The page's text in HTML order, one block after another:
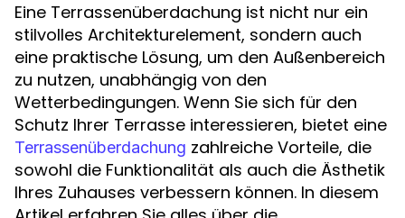
Eine Terrassenüberdachung ist nicht nur ein
stilvolles Architekturelement, sondern auch
eine praktische Lösung, um den Außenbereich
zu nutzen, unabhängig von den
Wetterbedingungen. Wenn Sie sich für den
Schutz Ihrer Terrasse interessieren, bietet eine
Terrassenüberdachung zahlreiche Vorteile, die
sowohl die Funktionalität als auch die Ästhetik
Ihres Zuhauses verbessern können. In diesem